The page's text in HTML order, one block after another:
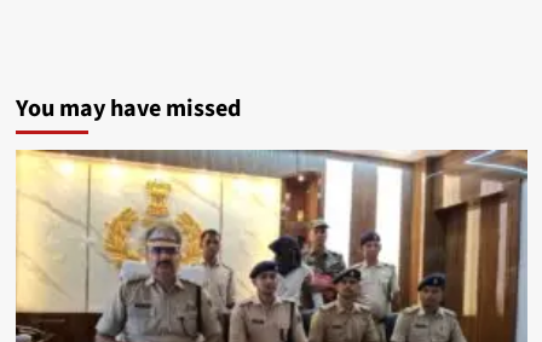
You may have missed